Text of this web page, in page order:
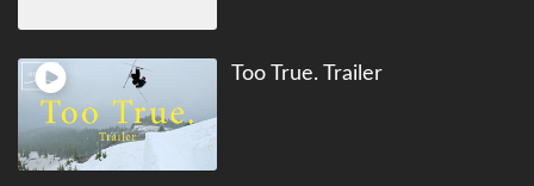
Too True. Trailer